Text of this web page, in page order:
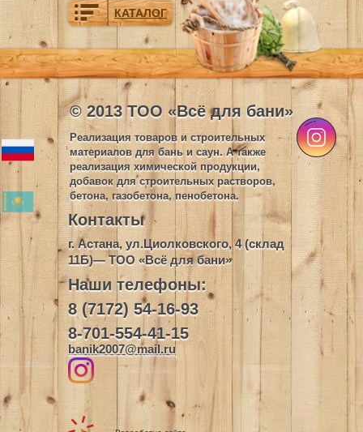
КАТАЛОГ
© 2013 ТОО «Всё для бани»
Реализация товаров и строительных
материалов для бань и саун. А также
реализация химической продукции,
добавок для строительных растворов,
бетона, газобетона, пенобетона.
Контакты
г. Астана, ул.Циолковского, 4 (склад
11Б)— ТОО «Всё для бани»
Наши телефоны:
8 (7172) 54-16-93
8-701-554-41-15
banik2007@mail.ru